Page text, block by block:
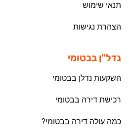
תנאי שימוש
הצהרת נגישות
נדל"ן בבטומי
השקעות נדלן בבטומי
רכישת דירה בבטומי
כמה עולה דירה בבטומי?